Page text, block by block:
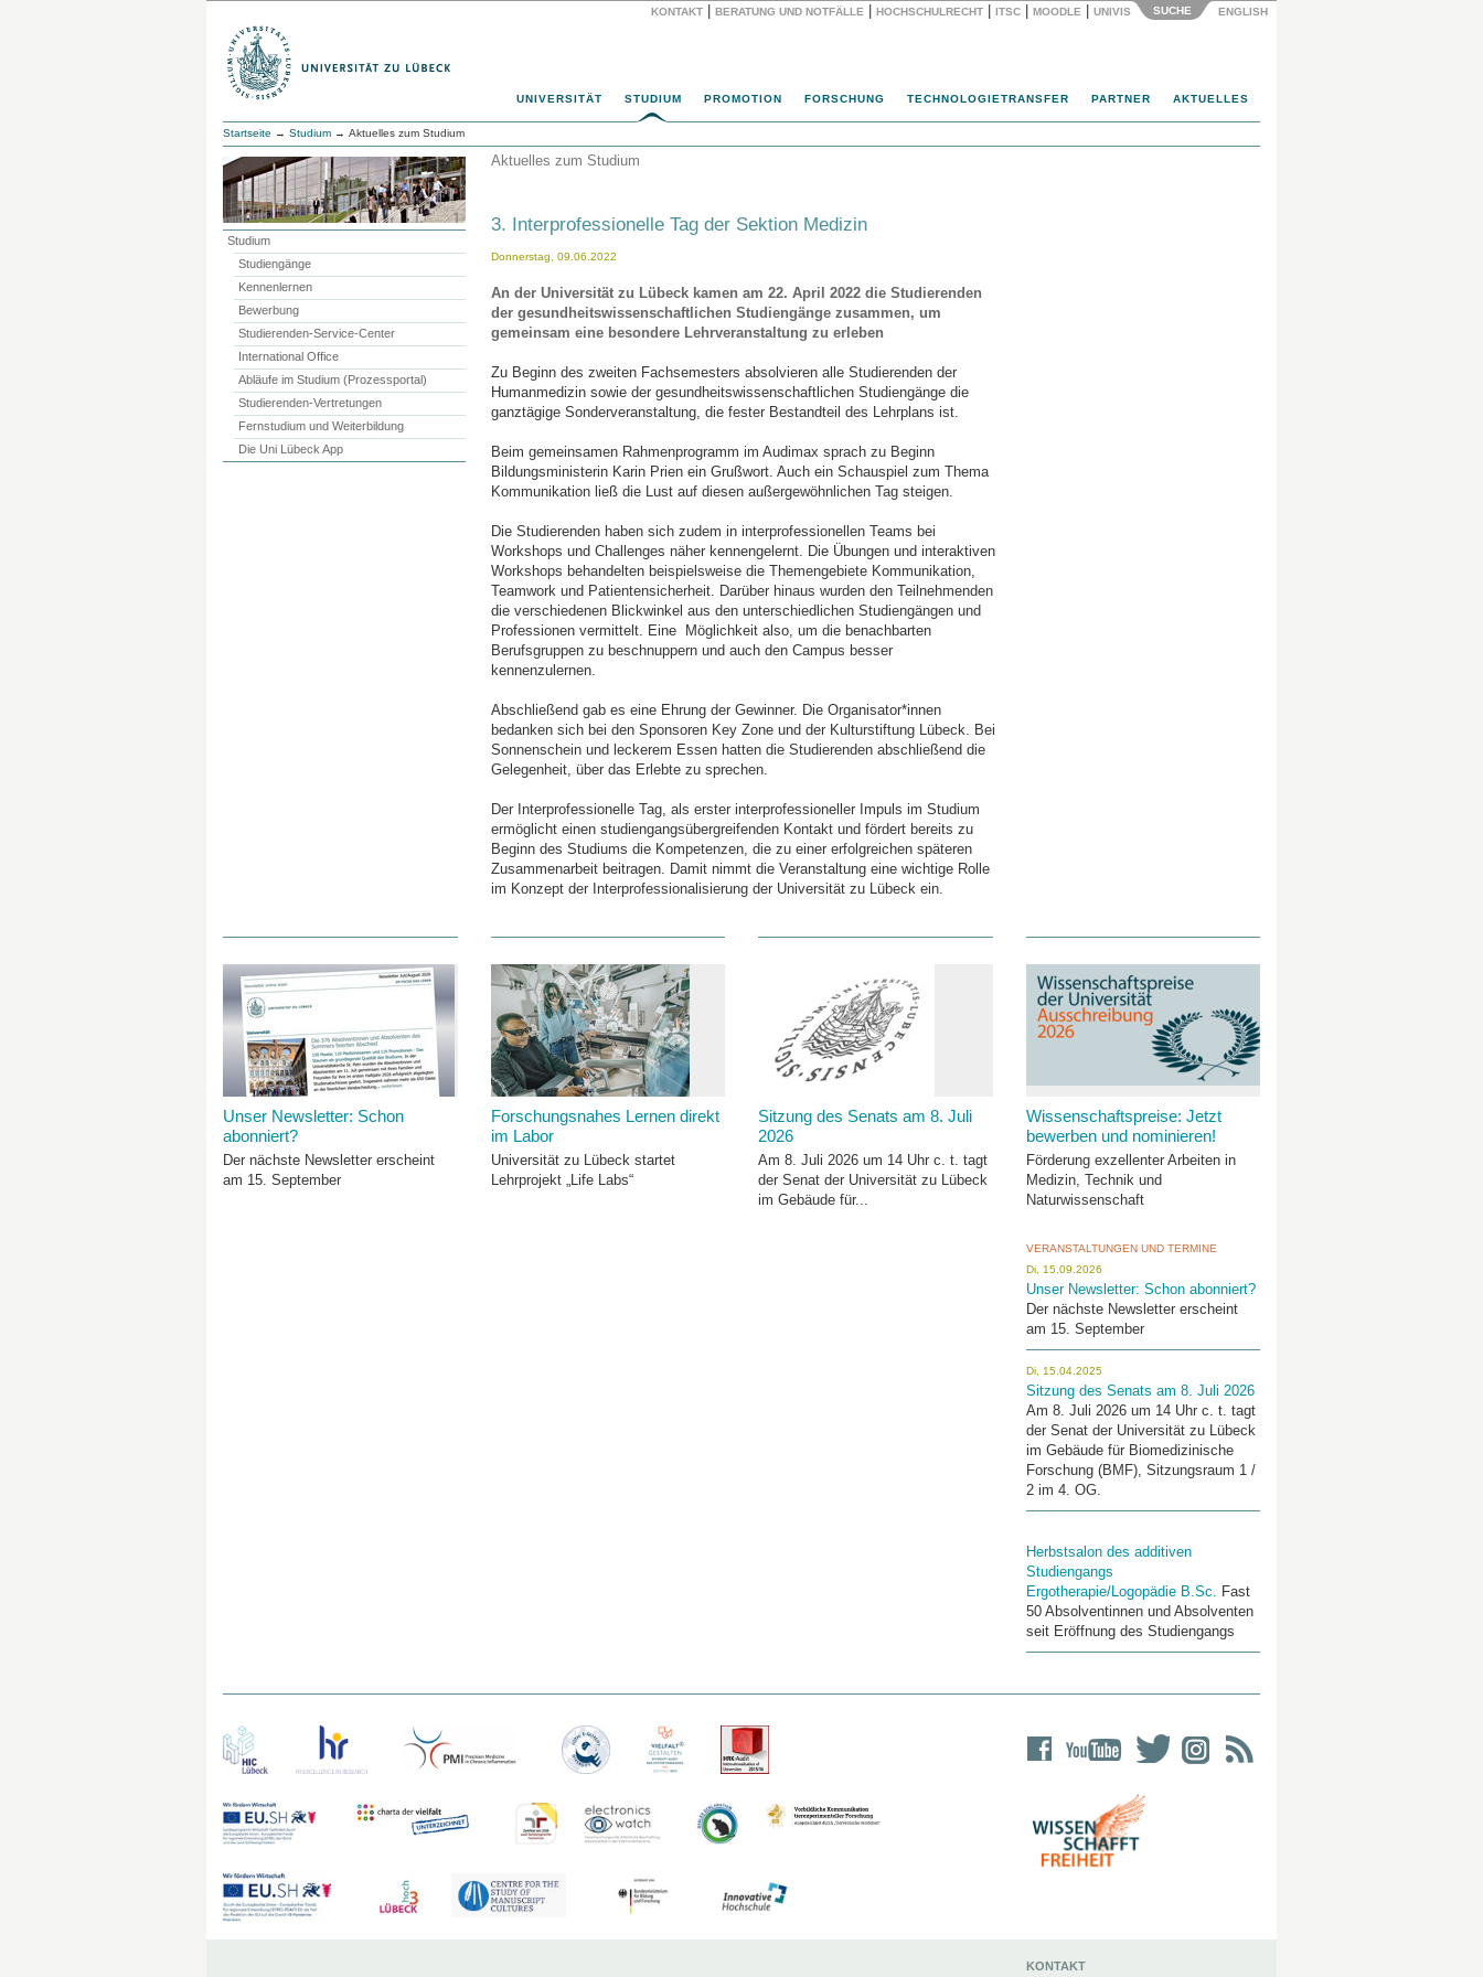
KONTAKT BERATUNG UND NOTFÄLLE HOCHSCHULRECHT ITSC MOODLE UNIVIS SUCHE ENGLISH
UNIVERSITÄT STUDIUM PROMOTION FORSCHUNG TECHNOLOGIETRANSFER PARTNER AKTUELLES
Startseite → Studium → Aktuelles zum Studium
Studium
Studiengänge
Kennenlernen
Bewerbung
Studierenden-Service-Center
International Office
Abläufe im Studium (Prozessportal)
Studierenden-Vertretungen
Fernstudium und Weiterbildung
Die Uni Lübeck App
Aktuelles zum Studium
3. Interprofessionelle Tag der Sektion Medizin
Donnerstag, 09.06.2022
An der Universität zu Lübeck kamen am 22. April 2022 die Studierenden
der gesundheitswissenschaftlichen Studiengänge zusammen, um
gemeinsam eine besondere Lehrveranstaltung zu erleben
Zu Beginn des zweiten Fachsemesters absolvieren alle Studierenden der
Humanmedizin sowie der gesundheitswissenschaftlichen Studiengänge die
ganztägige Sonderveranstaltung, die fester Bestandteil des Lehrplans ist.
Beim gemeinsamen Rahmenprogramm im Audimax sprach zu Beginn
Bildungsministerin Karin Prien ein Grußwort. Auch ein Schauspiel zum Thema
Kommunikation ließ die Lust auf diesen außergewöhnlichen Tag steigen.
Die Studierenden haben sich zudem in interprofessionellen Teams bei
Workshops und Challenges näher kennengelernt. Die Übungen und interaktiven
Workshops behandelten beispielsweise die Themengebiete Kommunikation,
Teamwork und Patientensicherheit. Darüber hinaus wurden den Teilnehmenden
die verschiedenen Blickwinkel aus den unterschiedlichen Studiengängen und
Professionen vermittelt. Eine Möglichkeit also, um die benachbarten
Berufsgruppen zu beschnuppern und auch den Campus besser
kennenzulernen.
Abschließend gab es eine Ehrung der Gewinner. Die Organisator*innen
bedanken sich bei den Sponsoren Key Zone und der Kulturstiftung Lübeck. Bei
Sonnenschein und leckerem Essen hatten die Studierenden abschließend die
Gelegenheit, über das Erlebte zu sprechen.
Der Interprofessionelle Tag, als erster interprofessioneller Impuls im Studium
ermöglicht einen studiengangsübergreifenden Kontakt und fördert bereits zu
Beginn des Studiums die Kompetenzen, die zu einer erfolgreichen späteren
Zusammenarbeit beitragen. Damit nimmt die Veranstaltung eine wichtige Rolle
im Konzept der Interprofessionalisierung der Universität zu Lübeck ein.
Unser Newsletter: Schon
abonniert?
Der nächste Newsletter erscheint
am 15. September
Forschungsnahes Lernen direkt
im Labor
Universität zu Lübeck startet
Lehrprojekt „Life Labs“
Sitzung des Senats am 8. Juli
2026
Am 8. Juli 2026 um 14 Uhr c. t. tagt
der Senat der Universität zu Lübeck
im Gebäude für...
Wissenschaftspreise: Jetzt
bewerben und nominieren!
Förderung exzellenter Arbeiten in
Medizin, Technik und
Naturwissenschaft
VERANSTALTUNGEN UND TERMINE
Di, 15.09.2026
Unser Newsletter: Schon abonniert?
Der nächste Newsletter erscheint
am 15. September
Di, 15.04.2025
Sitzung des Senats am 8. Juli 2026
Am 8. Juli 2026 um 14 Uhr c. t. tagt
der Senat der Universität zu Lübeck
im Gebäude für Biomedizinische
Forschung (BMF), Sitzungsraum 1 /
2 im 4. OG.
Herbstsalon des additiven
Studiengangs
Ergotherapie/Logopädie B.Sc. Fast
50 Absolventinnen und Absolventen
seit Eröffnung des Studiengangs
KONTAKT